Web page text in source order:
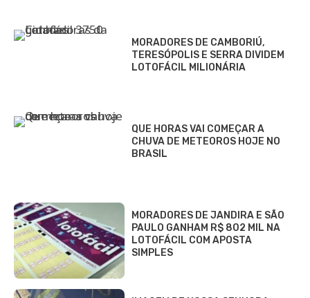
MORADORES DE CAMBORIÚ,
TERESÓPOLIS E SERRA DIVIDEM
LOTOFÁCIL MILIONÁRIA
QUE HORAS VAI COMEÇAR A
CHUVA DE METEOROS HOJE NO
BRASIL
MORADORES DE JANDIRA E SÃO
PAULO GANHAM R$ 802 MIL NA
LOTOFÁCIL COM APOSTA
SIMPLES